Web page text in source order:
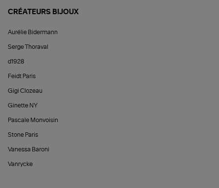
CRÉATEURS BIJOUX
Aurélie Bidermann
Serge Thoraval
d1928
Feidt Paris
Gigi Clozeau
Ginette NY
Pascale Monvoisin
Stone Paris
Vanessa Baroni
Vanrycke